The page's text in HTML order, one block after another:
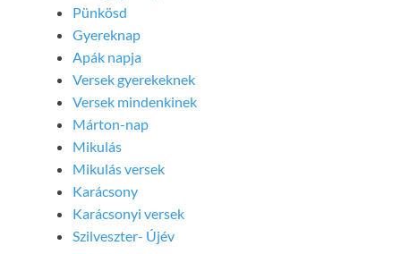
Pünkösd
Gyereknap
Apák napja
Versek gyerekeknek
Versek mindenkinek
Márton-nap
Mikulás
Mikulás versek
Karácsony
Karácsonyi versek
Szilveszter- Újév